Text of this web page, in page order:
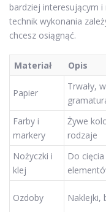
bardziej interesującym
technik wykonania
chcesz osiągnąć.
Materiał Opis
Papier
Trwały,
Farby i
markery
Żywe
rodzaje
Nożyczki i
klej
Do cięcia
Ozdoby Naklejki,